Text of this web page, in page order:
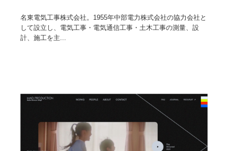
名東電気工事株式会社。1955年中部電力株式会社の協力会社と
して設立し、電気工事・電気通信工事・土木工事の測量、設
計、施工を主...